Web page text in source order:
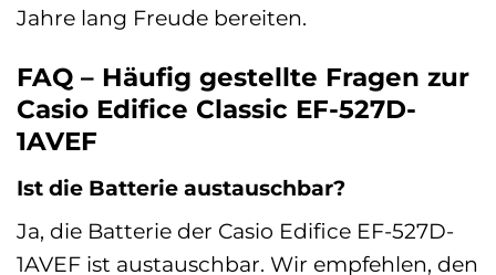
Jahre lang Freude bereiten.
FAQ – Häufig gestellte Fragen zur
Casio Edifice Classic EF-527D-
1AVEF
Ist die Batterie austauschbar?
Ja, die Batterie der Casio Edifice EF-527D-
1AVEF ist austauschbar. Wir empfehlen, den